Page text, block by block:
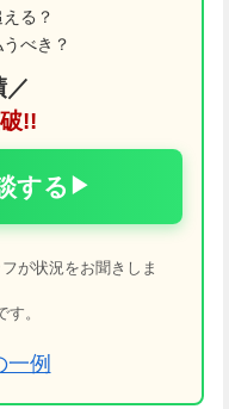
る？
べき？
／
!!
する ▶
が状況をお聞きしま
。
例